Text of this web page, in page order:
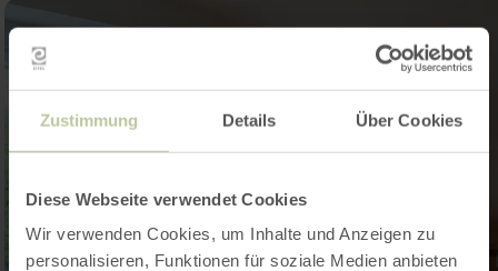
Zustimmung Details Über Cookies
Diese Webseite verwendet Cookies
Wir verwenden Cookies, um Inhalte und Anzeigen zu
personalisieren, Funktionen für soziale Medien anbieten